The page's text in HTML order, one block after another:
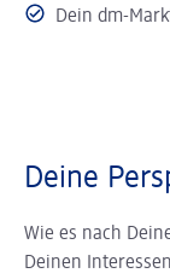
Dein dm-
Deine
Wie es nach
Deinen